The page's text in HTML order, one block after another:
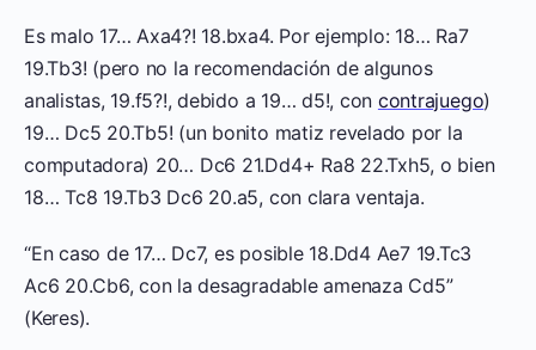
Es malo 17… Axa4?! 18.bxa4. Por ejemplo: 18… Ra7
19.Tb3! (pero no la recomendación de algunos
analistas, 19.f5?!, debido a 19… d5!, con contrajuego)
19… Dc5 20.Tb5! (un bonito matiz revelado por la
computadora) 20… Dc6 21.Dd4+ Ra8 22.Txh5, o bien
18… Tc8 19.Tb3 Dc6 20.a5, con clara ventaja.
“En caso de 17… Dc7, es posible 18.Dd4 Ae7 19.Tc3
Ac6 20.Cb6, con la desagradable amenaza Cd5”
(Keres).